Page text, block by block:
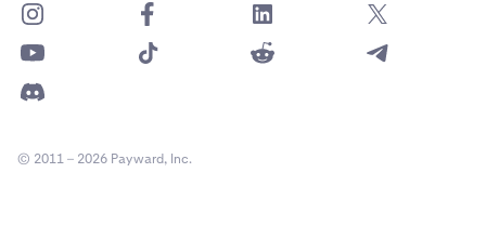
© 2011 – 2026 Payward, Inc.